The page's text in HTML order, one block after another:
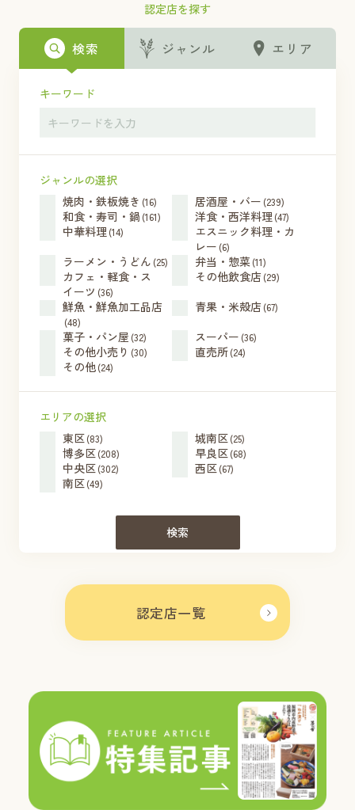
認定店一覧
認定店を探す
検索 ジャンル エリア
キーワード
ジャンルの選択
焼肉・鉄板焼き (16) 居酒屋・バー (239)
和食・寿司・鍋 (161) 洋食・西洋料理 (47)
中華料理 (14)
エスニック料理・カ
レー (6)
ラーメン・うどん (25) 弁当・惣菜(11)
カフェ・軽食・ス
イーツ (36)
その他飲食店(29)
鮮魚・鮮魚加工品店
(48)
青果・米殻店(67)
菓子・パン屋 (32) スーパー (36)
その他小売り (30) 直売所(24)
その他(24)
エリアの選択
東区(83) 城南区(25)
博多区(208) 早良区(68)
中央区(302) 西区(67)
南区(49)
検索